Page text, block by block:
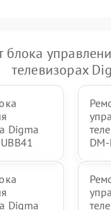
блока
телевизорах
Digma
Digma